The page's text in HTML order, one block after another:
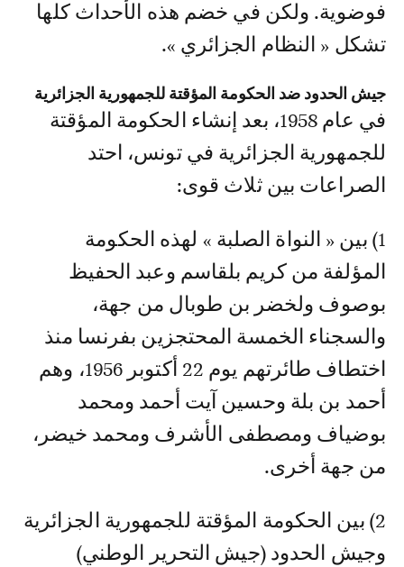
فوضوية. ولكن في خضم هذه الأحداث كلها
تشكل « النظام الجزائري ».
جيش الحدود ضد الحكومة المؤقتة للجمهورية الجزائرية
في عام 1958، بعد إنشاء الحكومة المؤقتة
للجمهورية الجزائرية في تونس، احتد
الصراعات بين ثلاث قوى:
1) بين « النواة الصلبة » لهذه الحكومة
المؤلفة من كريم بلقاسم وعبد الحفيظ
بوصوف ولخضر بن طوبال من جهة،
والسجناء الخمسة المحتجزين بفرنسا منذ
اختطاف طائرتهم يوم 22 أكتوبر 1956، وهم
أحمد بن بلة وحسين آيت أحمد ومحمد
بوضياف ومصطفى الأشرف ومحمد خيضر،
من جهة أخرى.
2) بين الحكومة المؤقتة للجمهورية الجزائرية
وجيش الحدود (جيش التحرير الوطني)